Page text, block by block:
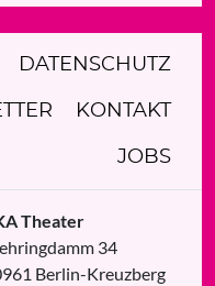
DATENSCHUTZ
KONTAKT
JOBS
Theater
34
Berlin-Kreuzberg